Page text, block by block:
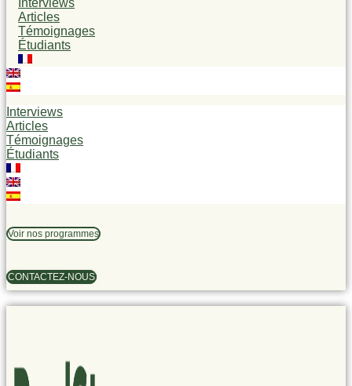
Interviews
Articles
Témoignages
Étudiants
Interviews
Articles
Témoignages
Étudiants
Voir nos programmes
CONTACTEZ-NOUS